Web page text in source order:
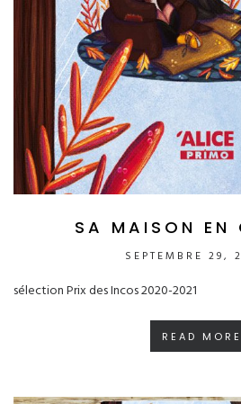
SA MAISON EN
SEPTEMBRE 29,
sélection Prix des Incos 2020-2021
READ MORE